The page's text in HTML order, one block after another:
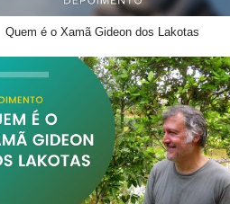
Quem é o Xamã Gideon dos Lakotas